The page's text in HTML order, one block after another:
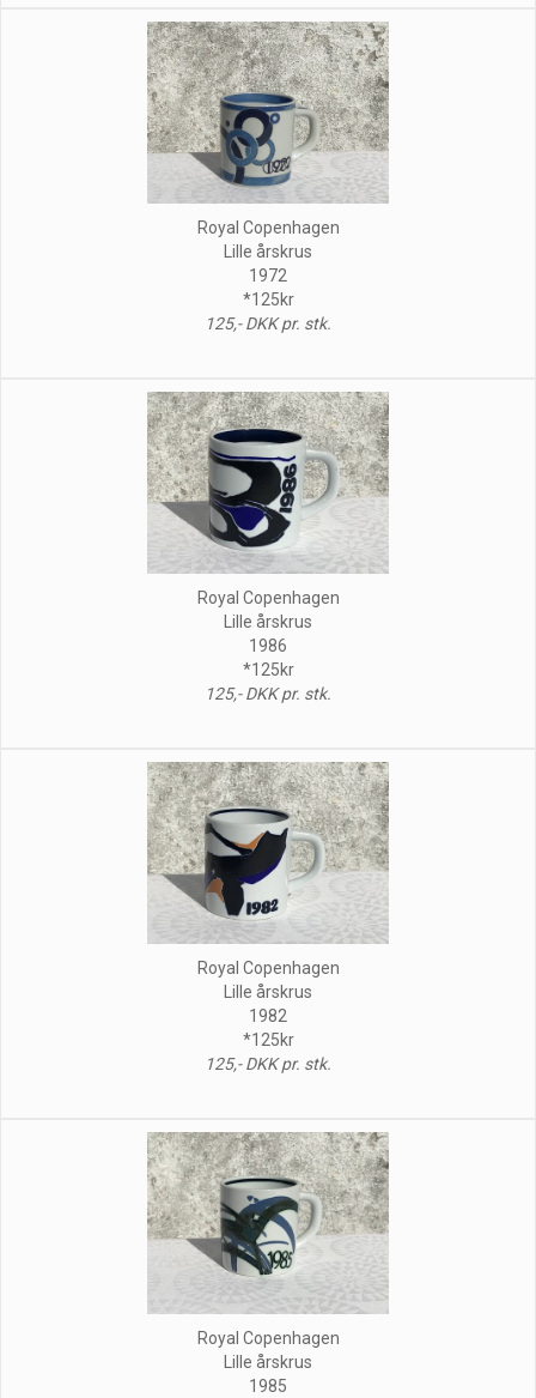
Royal Copenhagen
Lille årskrus
1972
*125kr
125,- DKK pr. stk.
Royal Copenhagen
Lille årskrus
1986
*125kr
125,- DKK pr. stk.
Royal Copenhagen
Lille årskrus
1982
*125kr
125,- DKK pr. stk.
Royal Copenhagen
Lille årskrus
1985